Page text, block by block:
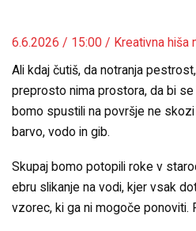
6.6.2026 / 15:00 / Kreativna hiša
Ali kdaj čutiš, da notranja
preprosto nima prostora, da bi
bomo spustili na površje ne
barvo, vodo in gib.
Skupaj bomo potopili roke v
ebru slikanje na vodi, kjer vsak
vzorec, ki ga ni mogoče ponoviti.